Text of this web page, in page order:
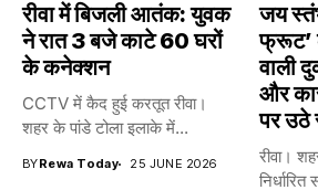
रीवा में बिजली आतंक: युवक
ने रात 3 बजे काटे 60 घरों
के कनेक्शन
CCTV में कैद हुई करतूत रीवा।
शहर के पांडे टोला इलाके में...
BYRewa Today 25 JUNE 2026
जय
फ्रूट’
वाली
और
पर उठे
रीवा।